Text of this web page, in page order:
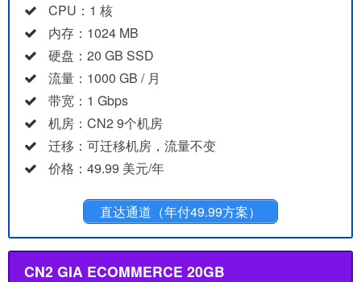
CPU：1 核
内存：1024 MB
硬盘：20 GB SSD
流量：1000 GB / 月
带宽：1 Gbps
机房：CN2 9个机房
迁移：可迁移机房，流量不变
价格：49.99 美元/年
直达通道（年付49.99方案）
CN2 GIA ECOMMERCE 20GB